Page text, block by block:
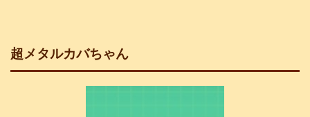
超メタルカバちゃん